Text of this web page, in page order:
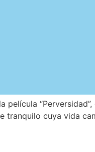
película
tranquilo cuya vida